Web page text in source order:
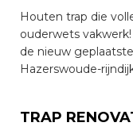
Houten trap die
ouderwets
de nieuw
Hazerswoude-
TRAP